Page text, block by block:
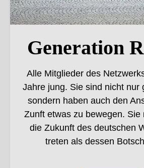
Generation
Alle Mitglieder des
Jahre jung. Sie sind nicht nur
sondern haben auch den
Zunft etwas zu bewegen. Sie
die Zukunft des deutschen
treten als dessen